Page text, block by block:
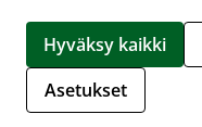
Hyväksy kaikki
Asetukset
Hallitse evästeitä